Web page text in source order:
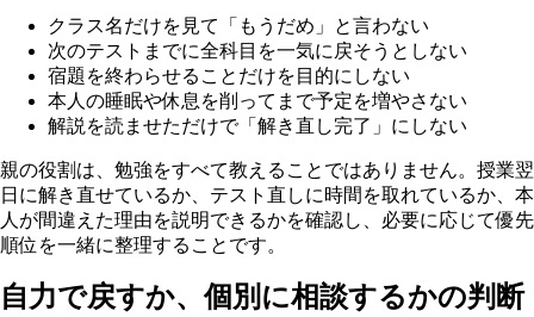
クラス名だけを見て「もうだめ」と言わない
次のテストまでに全科目を一気に戻そうとしない
宿題を終わらせることだけを目的にしない
本人の睡眠や休息を削ってまで予定を増やさない
解説を読ませただけで「解き直し完了」にしない
親の役割は、勉強をすべて教えることではありません。授業翌
日に解き直せているか、テスト直しに時間を取れているか、本
人が間違えた理由を説明できるかを確認し、必要に応じて優先
順位を一緒に整理することです。
自力で戻すか、個別に相談するかの判断